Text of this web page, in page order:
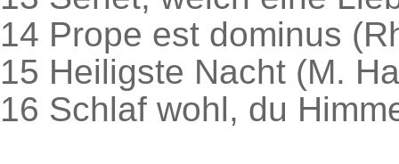
14 Prope est dominus
15 Heiligste Nacht (M.
16 Schlaf wohl, du